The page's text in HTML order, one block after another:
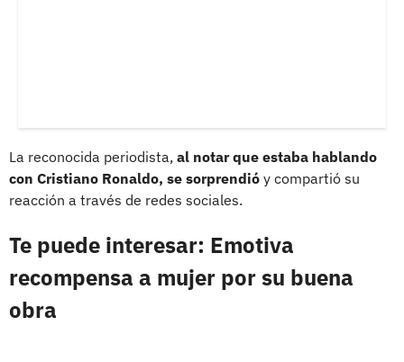
La reconocida periodista, al notar que estaba hablando
con Cristiano Ronaldo, se sorprendió y compartió su
reacción a través de redes sociales.
Te puede interesar: Emotiva
recompensa a mujer por su buena
obra